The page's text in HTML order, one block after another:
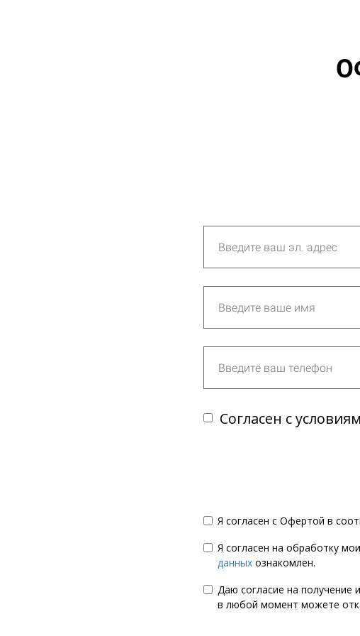
Согласен с
Я согласен с Офертой в
Я согласен на обработку
данных ознакомлен.
Даю согласие на получение
в любой момент можете